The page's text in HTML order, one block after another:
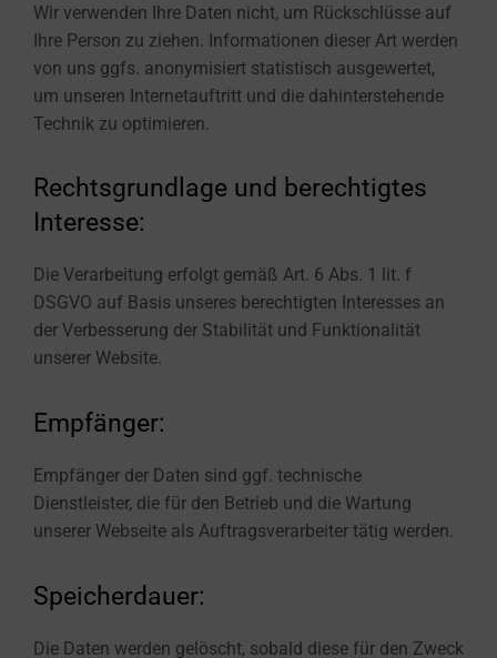
Wir verwenden Ihre Daten nicht, um Rückschlüsse auf
Ihre Person zu ziehen. Informationen dieser Art werden
von uns ggfs. anonymisiert statistisch ausgewertet,
um unseren Internetauftritt und die dahinterstehende
Technik zu optimieren.
Rechtsgrundlage und berechtigtes
Interesse:
Die Verarbeitung erfolgt gemäß Art. 6 Abs. 1 lit. f
DSGVO auf Basis unseres berechtigten Interesses an
der Verbesserung der Stabilität und Funktionalität
unserer Website.
Empfänger:
Empfänger der Daten sind ggf. technische
Dienstleister, die für den Betrieb und die Wartung
unserer Webseite als Auftragsverarbeiter tätig werden.
Speicherdauer:
Die Daten werden gelöscht, sobald diese für den Zweck